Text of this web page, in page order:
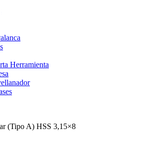
Herramienta
(Tipo A) HSS 3,15×8